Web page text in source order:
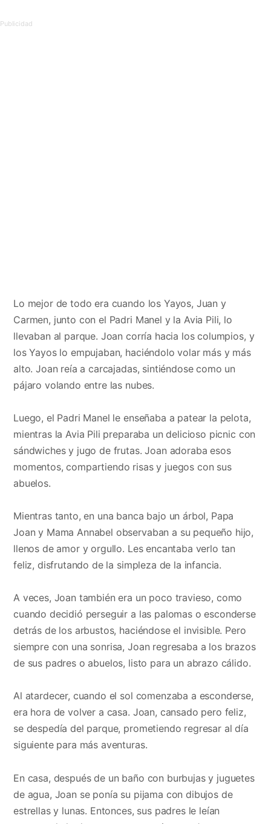
Lo mejor de todo era cuando los Yayos, Juan y
Carmen, junto con el Padri Manel y la Avia Pili, lo
llevaban al parque. Joan corría hacia los columpios, y
los Yayos lo empujaban, haciéndolo volar más y más
alto. Joan reía a carcajadas, sintiéndose como un
pájaro volando entre las nubes.
Luego, el Padri Manel le enseñaba a patear la pelota,
mientras la Avia Pili preparaba un delicioso picnic con
sándwiches y jugo de frutas. Joan adoraba esos
momentos, compartiendo risas y juegos con sus
abuelos.
Mientras tanto, en una banca bajo un árbol, Papa
Joan y Mama Annabel observaban a su pequeño hijo,
llenos de amor y orgullo. Les encantaba verlo tan
feliz, disfrutando de la simpleza de la infancia.
A veces, Joan también era un poco travieso, como
cuando decidió perseguir a las palomas o esconderse
detrás de los arbustos, haciéndose el invisible. Pero
siempre con una sonrisa, Joan regresaba a los brazos
de sus padres o abuelos, listo para un abrazo cálido.
Al atardecer, cuando el sol comenzaba a esconderse,
era hora de volver a casa. Joan, cansado pero feliz,
se despedía del parque, prometiendo regresar al día
siguiente para más aventuras.
En casa, después de un baño con burbujas y juguetes
de agua, Joan se ponía su pijama con dibujos de
estrellas y lunas. Entonces, sus padres le leían